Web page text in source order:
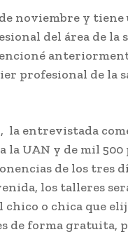
noviembre y
del área de la
profesional de la
la entrevistada
la UAN y de mil 500
de los tres
los talleres
chico o chica que
de forma gratuita,